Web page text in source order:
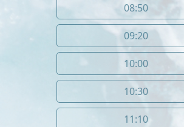
08:50
09:20
10:00
10:30
11:10